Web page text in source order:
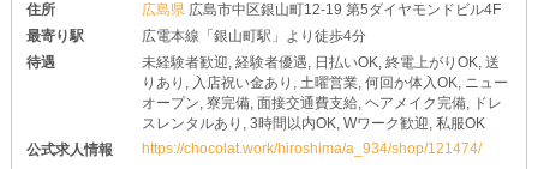
住所
広島県 広島市中区銀山町12-19 第5ダイヤモンドビル4F
最寄り駅
広電本線「銀山町駅」より徒歩4分
待遇
未経験者歓迎, 経験者優遇, 日払いOK, 終電上がりOK, 送
りあり, 入店祝い金あり, 土曜営業, 何回か体入OK, ニュー
オープン, 寮完備, 面接交通費支給, ヘアメイク完備, ドレ
スレンタルあり, 3時間以内OK, Wワーク歓迎, 私服OK
公式求人情報
https://chocolat.work/hiroshima/a_934/shop/121474/